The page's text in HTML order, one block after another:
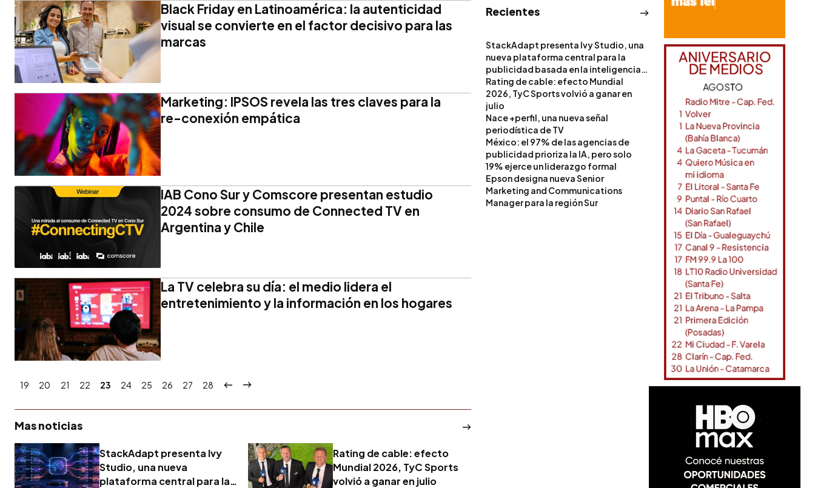
Black Friday en Latinoamérica: la autenticidad
visual se convierte en el factor decisivo para las
marcas
Marketing: IPSOS revela las tres claves para la
re-conexión empática
IAB Cono Sur y Comscore presentan estudio
2024 sobre consumo de Connected TV en
Argentina y Chile
La TV celebra su día: el medio lidera el
entretenimiento y la información en los hogares
19 20 21 22 23 24 25 26 27 28
Mas noticias
StackAdapt presenta Ivy
Studio, una nueva
plataforma central para la
Rating de cable: efecto
Mundial 2026, TyC Sports
volvió a ganar en julio
Recientes
StackAdapt presenta Ivy Studio, una
nueva plataforma central para la
publicidad basada en la inteligencia
artificial
Rating de cable: efecto Mundial
2026, TyC Sports volvió a ganar en
julio
Nace +perfil, una nueva señal
periodística de TV
México: el 97% de las agencias de
publicidad prioriza la IA, pero solo
19% ejerce un liderazgo formal
Epson designa nueva Senior
Marketing and Communications
Manager para la región Sur